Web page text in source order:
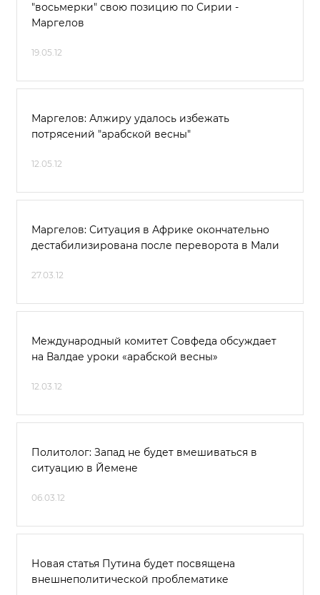
"восьмерки" свою позицию по Сирии -
Маргелов
19.05.12
Маргелов: Алжиру удалось избежать
потрясений "арабской весны"
12.05.12
Маргелов: Ситуация в Африке окончательно
дестабилизирована после переворота в Мали
27.03.12
Международный комитет Совфеда обсуждает
на Валдае уроки «арабской весны»
12.03.12
Политолог: Запад не будет вмешиваться в
ситуацию в Йемене
06.03.12
Новая статья Путина будет посвящена
внешнеполитической проблематике